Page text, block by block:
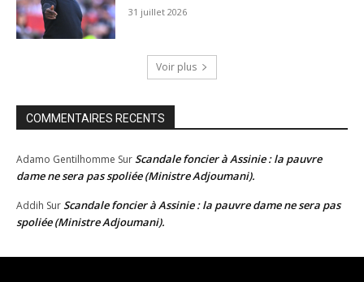
31 juillet 2026
Voir plus
COMMENTAIRES RECENTS
Adamo Gentilhomme SurScandale foncier à Assinie : la pauvre
dame ne sera pas spoliée (Ministre Adjoumani).
Addih SurScandale foncier à Assinie : la pauvre dame ne sera pas
spoliée (Ministre Adjoumani).